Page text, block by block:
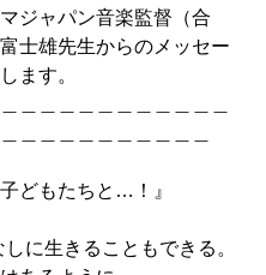
ジャパン音楽監督（合
士雄先生からのメッセー
ます。
子どもたちと…！』
しに生きることもできる。